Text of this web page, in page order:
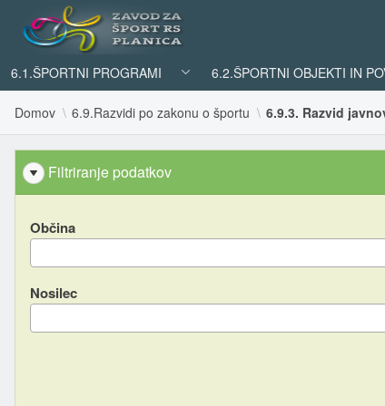
6.1.ŠPORTNI PROGRAMI 6.2.ŠPORTNI OBJEKTI IN
Domov 6.9.Razvidi po zakonu o športu 6.9.3. Razvid
Filtriranje podatkov
Občina
Nosilec